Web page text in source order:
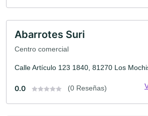
Abarrotes Suri
Centro comercial
Calle Artículo 123 1840, 81270 Los
0.0 (0 Reseñas)